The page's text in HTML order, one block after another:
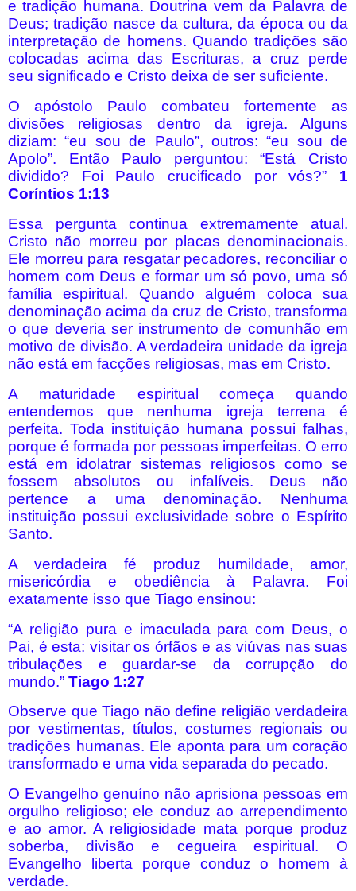
e tradição humana. Doutrina vem da Palavra de
Deus; tradição nasce da cultura, da época ou da
interpretação de homens. Quando tradições são
colocadas acima das Escrituras, a cruz perde
seu significado e Cristo deixa de ser suficiente.
O apóstolo Paulo combateu fortemente as
divisões religiosas dentro da igreja. Alguns
diziam: “eu sou de Paulo”, outros: “eu sou de
Apolo”. Então Paulo perguntou: “Está Cristo
dividido? Foi Paulo crucificado por vós?” 1
Coríntios 1:13
Essa pergunta continua extremamente atual.
Cristo não morreu por placas denominacionais.
Ele morreu para resgatar pecadores, reconciliar o
homem com Deus e formar um só povo, uma só
família espiritual. Quando alguém coloca sua
denominação acima da cruz de Cristo, transforma
o que deveria ser instrumento de comunhão em
motivo de divisão. A verdadeira unidade da igreja
não está em facções religiosas, mas em Cristo.
A maturidade espiritual começa quando
entendemos que nenhuma igreja terrena é
perfeita. Toda instituição humana possui falhas,
porque é formada por pessoas imperfeitas. O erro
está em idolatrar sistemas religiosos como se
fossem absolutos ou infalíveis. Deus não
pertence a uma denominação. Nenhuma
instituição possui exclusividade sobre o Espírito
Santo.
A verdadeira fé produz humildade, amor,
misericórdia e obediência à Palavra. Foi
exatamente isso que Tiago ensinou:
“A religião pura e imaculada para com Deus, o
Pai, é esta: visitar os órfãos e as viúvas nas suas
tribulações e guardar-se da corrupção do
mundo.” Tiago 1:27
Observe que Tiago não define religião verdadeira
por vestimentas, títulos, costumes regionais ou
tradições humanas. Ele aponta para um coração
transformado e uma vida separada do pecado.
O Evangelho genuíno não aprisiona pessoas em
orgulho religioso; ele conduz ao arrependimento
e ao amor. A religiosidade mata porque produz
soberba, divisão e cegueira espiritual. O
Evangelho liberta porque conduz o homem à
verdade.